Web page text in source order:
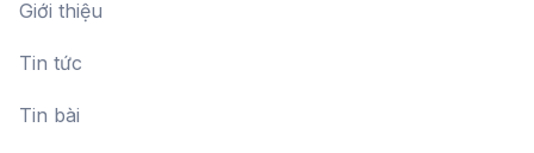
Giới thiệu
Tin tức
Tin bài